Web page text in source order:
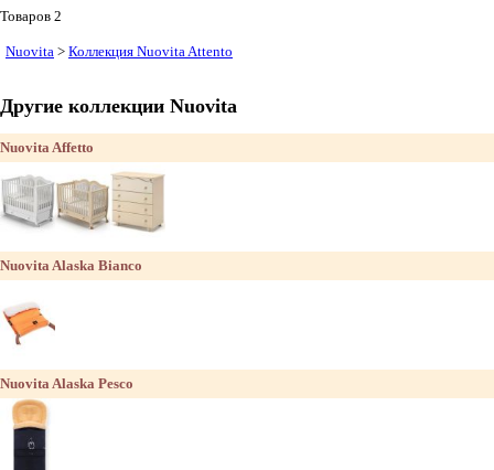
Товаров 2
Nuovita > Коллекция Nuovita Attento
Другие коллекции Nuovita
Nuovita Affetto
Nuovita Alaska Bianco
Nuovita Alaska Pesco